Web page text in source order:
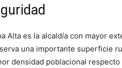
Alta es la alcaldía con mayor
una importante superficie
densidad poblacional